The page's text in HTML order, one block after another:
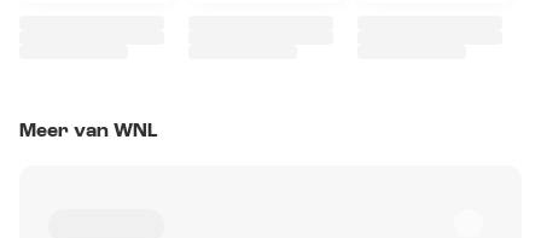
Meer van WNL